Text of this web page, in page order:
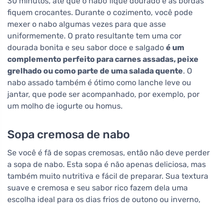
fiquem crocantes. Durante o cozimento, você pode
mexer o nabo algumas vezes para que asse
uniformemente. O prato resultante tem uma cor
dourada bonita e seu sabor doce e salgado é um
complemento perfeito para carnes assadas, peixe
grelhado ou como parte de uma salada quente. O
nabo assado também é ótimo como lanche leve ou
jantar, que pode ser acompanhado, por exemplo, por
um molho de iogurte ou homus.
Sopa cremosa de nabo
Se você é fã de sopas cremosas, então não deve perder
a sopa de nabo. Esta sopa é não apenas deliciosa, mas
também muito nutritiva e fácil de preparar. Sua textura
suave e cremosa e seu sabor rico fazem dela uma
escolha ideal para os dias frios de outono ou inverno,